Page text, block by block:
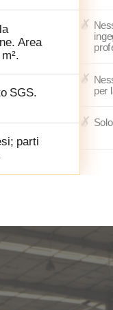
Area
SGS.
parti
per